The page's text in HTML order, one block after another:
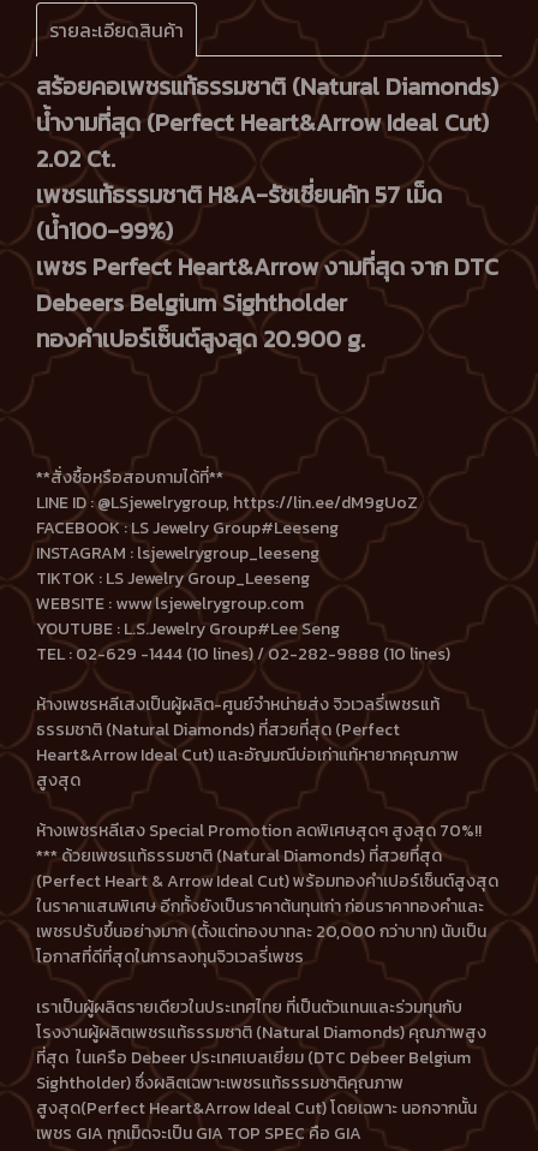
รายละเอียดสินค้า
สร้อยคอเพชรแท้ธรรมชาติ (Natural Diamonds)
น้ำงามที่สุด (Perfect Heart&Arrow Ideal Cut)
2.02 Ct.
เพชรแท้ธรรมชาติ H&A-รัชเชี่ยนคัท 57 เม็ด
(น้ำ100-99%)
เพชร Perfect Heart&Arrow งามที่สุด จาก DTC
Debeers Belgium Sightholder
ทองคำเปอร์เซ็นต์สูงสุด 20.900 g.
**สั่งซื้อหรือสอบถามได้ที่**
LINE ID : @LSjewelrygroup, https://lin.ee/dM9gUoZ
FACEBOOK : LS Jewelry Group#Leeseng
INSTAGRAM : lsjewelrygroup_leeseng
TIKTOK : LS Jewelry Group_Leeseng
WEBSITE : www lsjewelrygroup.com
YOUTUBE : L.S.Jewelry Group#Lee Seng
TEL : 02-629 -1444 (10 lines) / 02-282-9888 (10 lines)
ห้างเพชรหลีเสงเป็นผู้ผลิต-ศูนย์จำหน่ายส่ง จิวเวลรี่เพชรแท้
ธรรมชาติ (Natural Diamonds) ที่สวยที่สุด (Perfect
Heart&Arrow Ideal Cut) และอัญมณีบ่อเก่าแท้หายากคุณภาพ
สูงสุด
ห้างเพชรหลีเสง Special Promotion ลดพิเศษสุดๆ สูงสุด 70%!!
*** ด้วยเพชรแท้ธรรมชาติ (Natural Diamonds) ที่สวยที่สุด
(Perfect Heart & Arrow Ideal Cut) พร้อมทองคำเปอร์เซ็นต์สูงสุด
ในราคาแสนพิเศษ อีกทั้งยังเป็นราคาต้นทุนเก่า ก่อนราคาทองคำและ
เพชรปรับขึ้นอย่างมาก (ตั้งแต่ทองบาทละ 20,000 กว่าบาท) นับเป็น
โอกาสที่ดีที่สุดในการลงทุนจิวเวลรี่เพชร
เราเป็นผู้ผลิตรายเดียวในประเทศไทย ที่เป็นตัวแทนและร่วมทุนกับ
โรงงานผู้ผลิตเพชรแท้ธรรมชาติ (Natural Diamonds) คุณภาพสูง
ที่สุด ในเครือ Debeer ประเทศเบลเยี่ยม (DTC Debeer Belgium
Sightholder) ซึ่งผลิตเฉพาะเพชรแท้ธรรมชาติคุณภาพ
สูงสุด(Perfect Heart&Arrow Ideal Cut) โดยเฉพาะ นอกจากนั้น
เพชร GIA ทุกเม็ดจะเป็น GIA TOP SPEC คือ GIA